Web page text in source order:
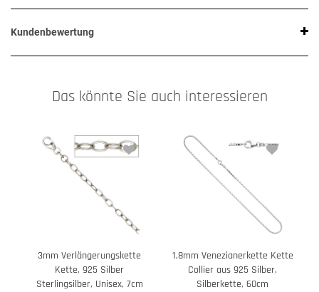
Kundenbewertung
Das könnte Sie auch interessieren
3mm Verlängerungskette
Kette, 925 Silber
Sterlingsilber, Unisex, 7cm
1,8mm Venezianerkette Kette
Collier aus 925 Silber,
Silberkette, 60cm